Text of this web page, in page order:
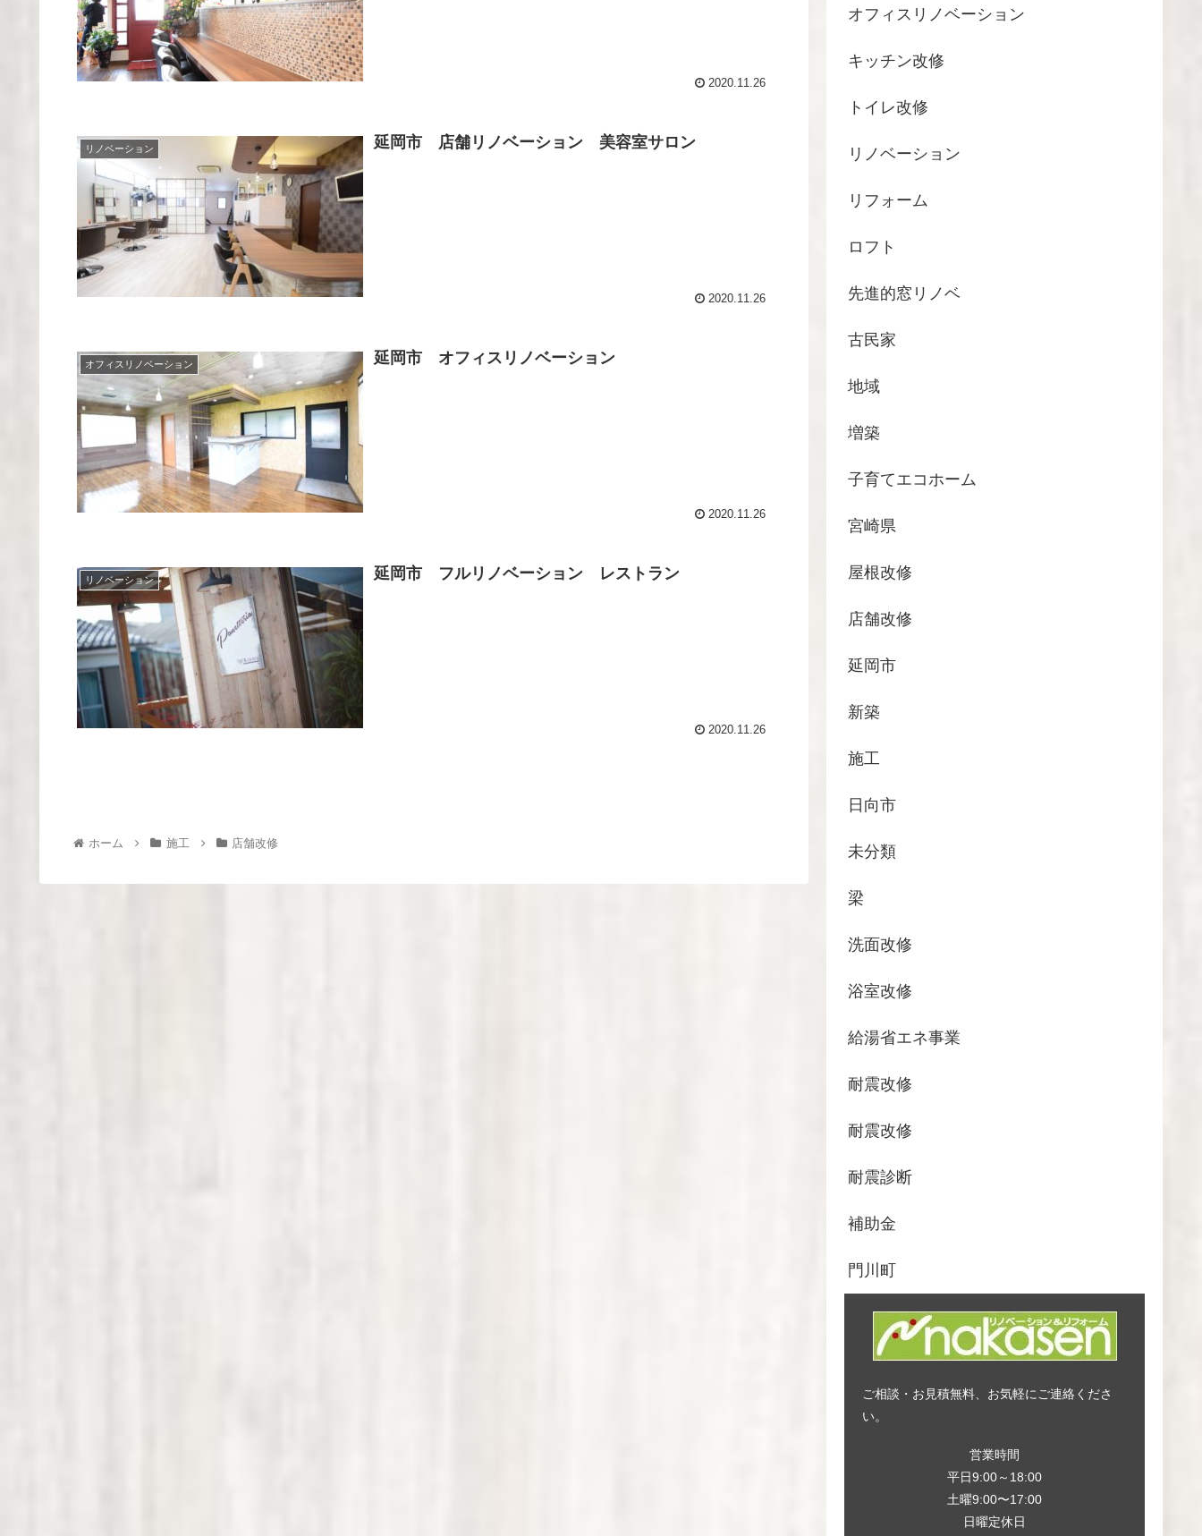
2020.11.26
リノベーション 延岡市 店舗リノベーション 美容室サロン
2020.11.26
オフィスリノベーション 延岡市 オフィスリノベーション
2020.11.26
リノベーション 延岡市 フルリノベーション レストラン
2020.11.26
ホーム 施工 店舗改修
オフィスリノベーション
キッチン改修
トイレ改修
リノベーション
リフォーム
ロフト
先進的窓リノベ
古民家
地域
増築
子育てエコホーム
宮崎県
屋根改修
店舗改修
延岡市
新築
施工
日向市
未分類
梁
洗面改修
浴室改修
給湯省エネ事業
耐震改修
耐震改修
耐震診断
補助金
門川町
ご相談・お見積無料、お気軽にご連絡くださ
い。
営業時間
平日9:00～18:00
土曜9:00〜17:00
日曜定休日